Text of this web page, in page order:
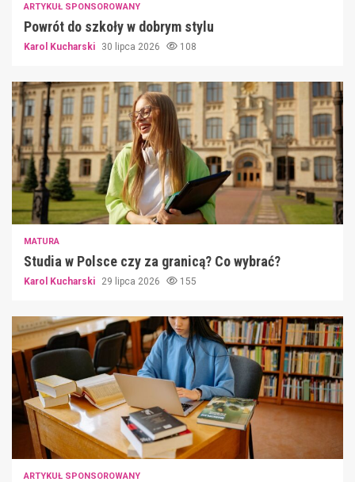
ARTYKUŁ SPONSOROWANY
Powrót do szkoły w dobrym stylu
Karol Kucharski 30 lipca 2026 108
MATURA
Studia w Polsce czy za granicą? Co wybrać?
Karol Kucharski 29 lipca 2026 155
ARTYKUŁ SPONSOROWANY